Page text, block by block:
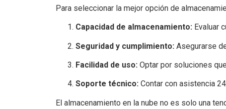
Para seleccionar la mejor opción de
Capacidad de almacenamiento: Evaluar
Seguridad y cumplimiento: Asegurarse
Facilidad de uso: Optar por soluciones
Soporte técnico: Contar con asistencia
El almacenamiento en la nube no es solo una